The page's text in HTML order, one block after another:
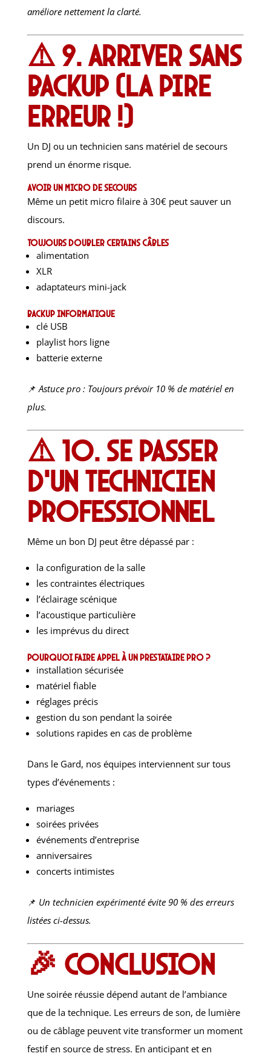
améliore nettement la clarté.
⚠️ 9. Arriver sans
backup (la pire
erreur !)
Un DJ ou un technicien sans matériel de secours
prend un énorme risque.
Avoir un micro de secours
Même un petit micro filaire à 30€ peut sauver un
discours.
Toujours doubler certains câbles
alimentation
XLR
adaptateurs mini-jack
Backup informatique
clé USB
playlist hors ligne
batterie externe
📌Astuce pro : Toujours prévoir 10 % de matériel en
plus.
⚠️ 10. Se passer
d’un technicien
professionnel
Même un bon DJ peut être dépassé par :
la configuration de la salle
les contraintes électriques
l’éclairage scénique
l’acoustique particulière
les imprévus du direct
Pourquoi faire appel à un prestataire pro ?
installation sécurisée
matériel fiable
réglages précis
gestion du son pendant la soirée
solutions rapides en cas de problème
Dans le Gard, nos équipes interviennent sur tous
types d’événements :
mariages
soirées privées
événements d’entreprise
anniversaires
concerts intimistes
📌 Un technicien expérimenté évite 90 % des erreurs
listées ci-dessus.
🎉 Conclusion
Une soirée réussie dépend autant de l’ambiance
que de la technique. Les erreurs de son, de lumière
ou de câblage peuvent vite transformer un moment
festif en source de stress. En anticipant et en